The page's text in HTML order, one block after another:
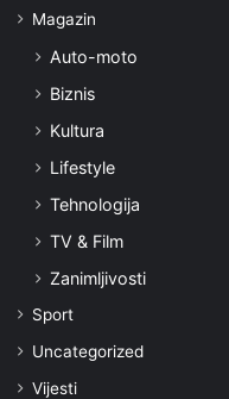
Magazin
Auto-moto
Biznis
Kultura
Lifestyle
Tehnologija
TV & Film
Zanimljivosti
Sport
Uncategorized
Vijesti